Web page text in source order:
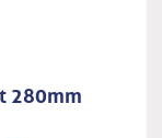
280mm